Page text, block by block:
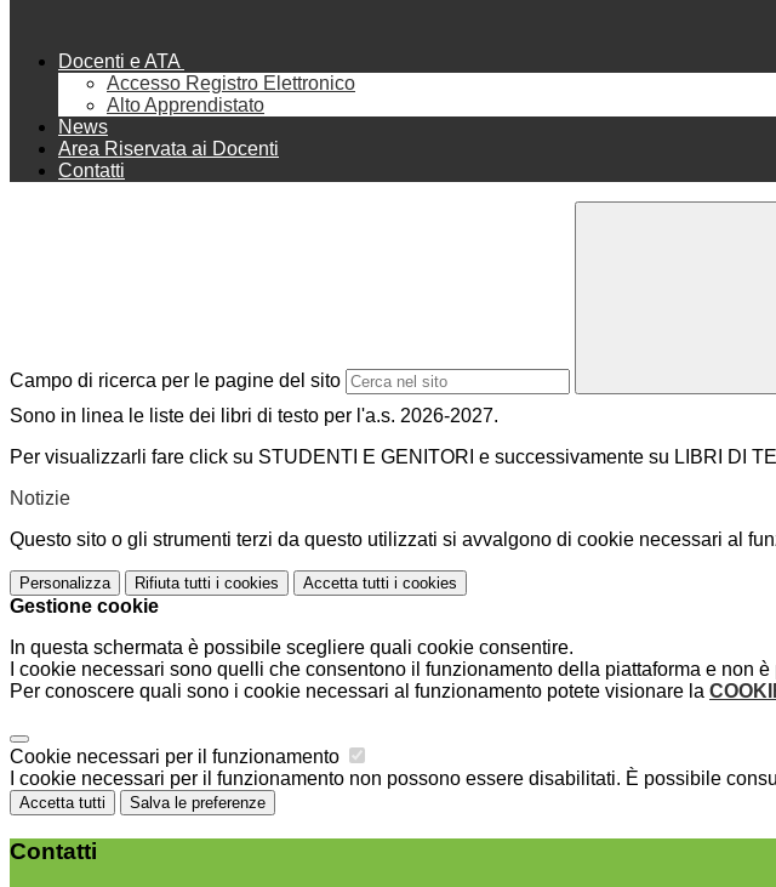
Docenti e ATA
Accesso Registro Elettronico
Alto Apprendistato
News
Area Riservata ai Docenti
Contatti
Campo di ricerca per le pagine del sito
Sono in linea le liste dei libri di testo per l'a.s. 2026-2027.
Per visualizzarli fare click su STUDENTI E GENITORI e successivamente su LIBRI DI
Notizie
Questo sito o gli strumenti terzi da questo utilizzati si avvalgono di cookie necessari al
Personalizza Rifiuta tutti i cookies Accetta tutti i cookies
Gestione cookie
In questa schermata è possibile scegliere quali cookie consentire.
I cookie necessari sono quelli che consentono il funzionamento della piattaforma e non
Per conoscere quali sono i cookie necessari al funzionamento potete visionare la
Cookie necessari per il funzionamento
I cookie necessari per il funzionamento non possono essere disabilitati. È possibile
Accetta tutti Salva le preferenze
Contatti